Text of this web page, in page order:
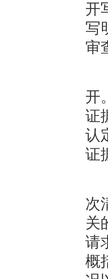
开
写
审
开
证
认
证
次
关
请
概